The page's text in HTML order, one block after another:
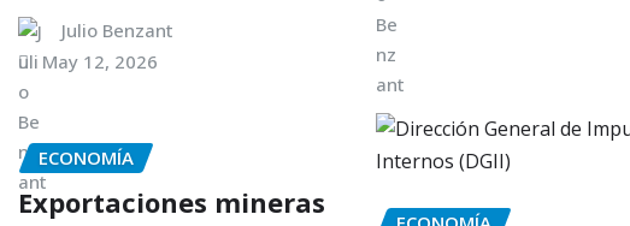
Julio Benzant
May 12, 2026
ECONOMÍA
Exportaciones mineras